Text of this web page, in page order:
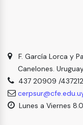
F. García Lorca y
Canelones.
437 20909 /
Lunes a Viernes